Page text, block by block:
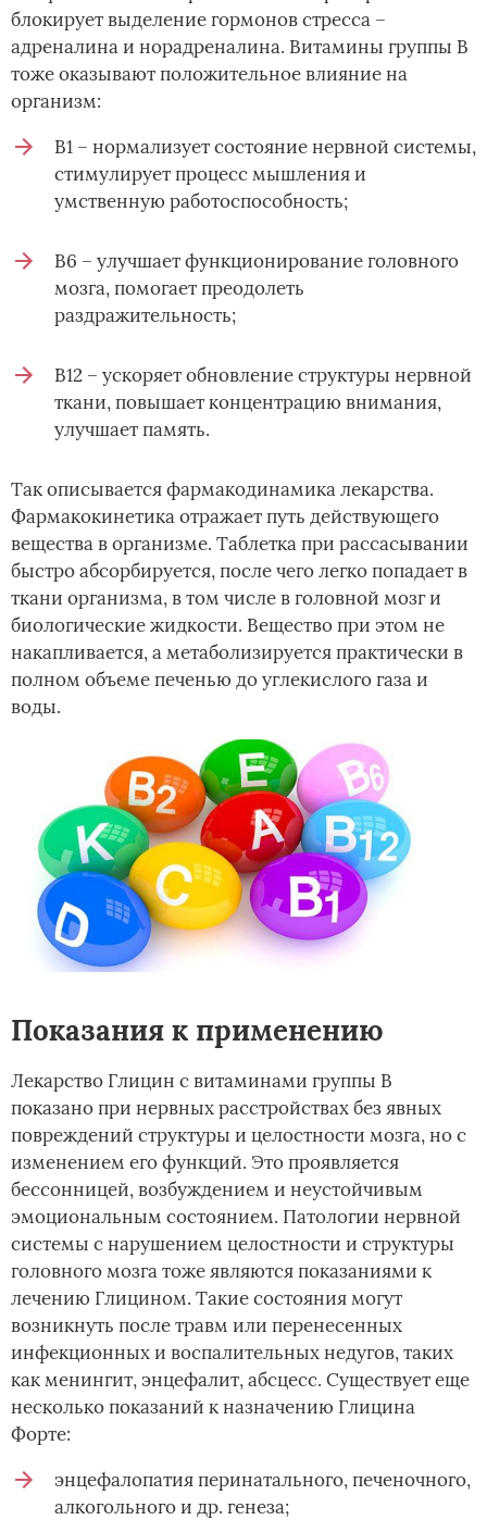
блокирует выделение гормонов стресса –
адреналина и норадреналина. Витамины группы В
тоже оказывают положительное влияние на
организм:
В1 – нормализует состояние нервной системы,
стимулирует процесс мышления и
умственную работоспособность;
В6 – улучшает функционирование головного
мозга, помогает преодолеть
раздражительность;
В12 – ускоряет обновление структуры нервной
ткани, повышает концентрацию внимания,
улучшает память.
Так описывается фармакодинамика лекарства.
Фармакокинетика отражает путь действующего
вещества в организме. Таблетка при рассасывании
быстро абсорбируется, после чего легко попадает в
ткани организма, в том числе в головной мозг и
биологические жидкости. Вещество при этом не
накапливается, а метаболизируется практически в
полном объеме печенью до углекислого газа и
воды.
Показания к применению
Лекарство Глицин с витаминами группы В
показано при нервных расстройствах без явных
повреждений структуры и целостности мозга, но с
изменением его функций. Это проявляется
бессонницей, возбуждением и неустойчивым
эмоциональным состоянием. Патологии нервной
системы с нарушением целостности и структуры
головного мозга тоже являются показаниями к
лечению Глицином. Такие состояния могут
возникнуть после травм или перенесенных
инфекционных и воспалительных недугов, таких
как менингит, энцефалит, абсцесс. Существует еще
несколько показаний к назначению Глицина
Форте:
энцефалопатия перинатального, печеночного,
алкогольного и др. генеза;